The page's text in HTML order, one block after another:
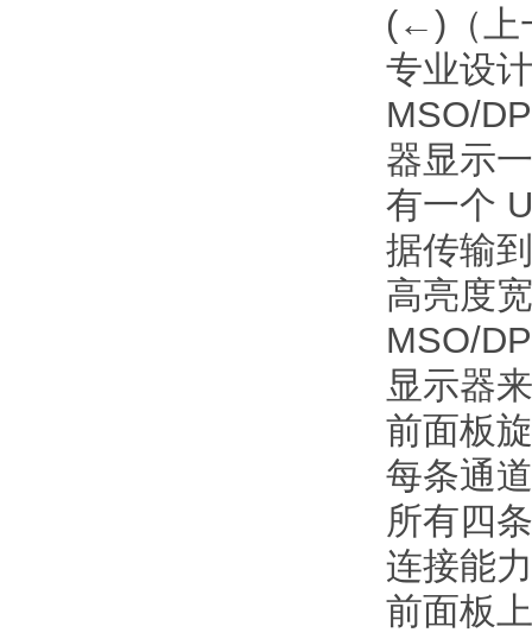
(←)（上
专业设
MSO/
器显示
有一个
据传输
高亮度
MSO/
显示器
前面板
每条通
所有四
连接能力
前面板